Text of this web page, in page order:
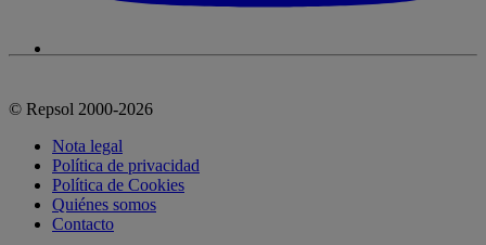
© Repsol 2000-2026
Nota legal
Política de privacidad
Política de Cookies
Quiénes somos
Contacto